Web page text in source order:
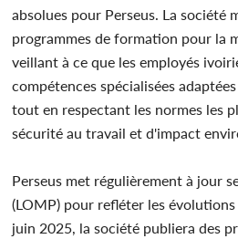
absolues pour Perseus. La société
programmes de formation pour la
veillant à ce que les employés
compétences spécialisées
tout en respectant les normes les
sécurité au travail et d'impact
Perseus met régulièrement à jour
(LOMP) pour refléter les évolutions
juin 2025, la société publiera des